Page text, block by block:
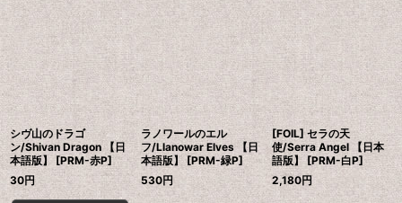
シヴ山のドラゴ
ン/Shivan Dragon 【日
本語版】 [PRM-赤P]
30円
ラノワールのエル
フ/Llanowar Elves 【日
本語版】 [PRM-緑P]
530円
[FOIL] セラの天
使/Serra Angel 【日本
語版】 [PRM-白P]
2,180円